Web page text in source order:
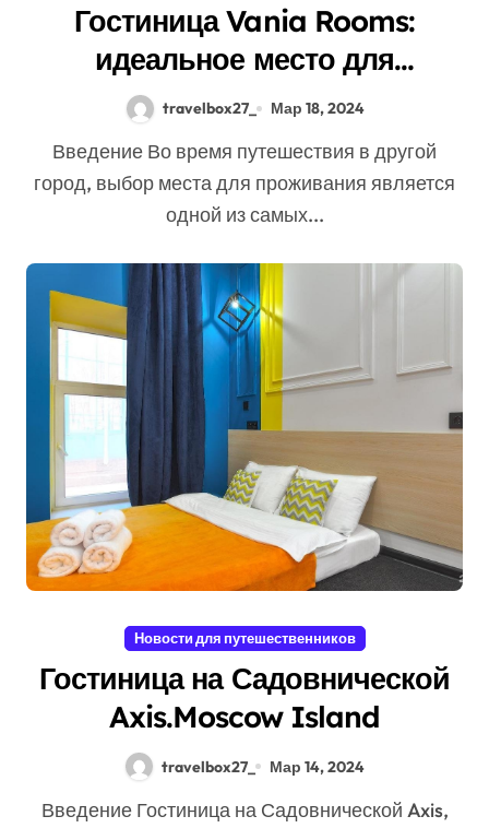
Гостиница Vania Rooms:
идеальное место для
комфортного проживания во
travelbox27_ Мар 18, 2024
Введение Во время путешествия в другой
город, выбор места для проживания является
одной из самых...
Новости для путешественников
Гостиница на Садовнической
Axis.Moscow Island
travelbox27_ Мар 14, 2024
Введение Гостиница на Садовнической Axis,